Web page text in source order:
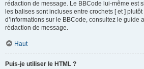
rédaction de message. Le BBCode lui-même est
les balises sont incluses entre crochets [ et ]
d’informations sur le BBCode, consultez le guide
rédaction de message.
Haut
Puis-je utiliser le HTML ?